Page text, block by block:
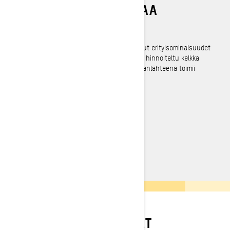
VALTAVASTI HAUSKAA
Summit Neo+ tuo syvään lumeen tarkoitetut erityisominaisuudet
keskikokoiseen moottorikelkkaan. Sopivasti hinnoiteltu kelkka
rakentuu REV Gen 5 -rungolle, ja sen voimanlähteenä toimii
KAMPANJAT